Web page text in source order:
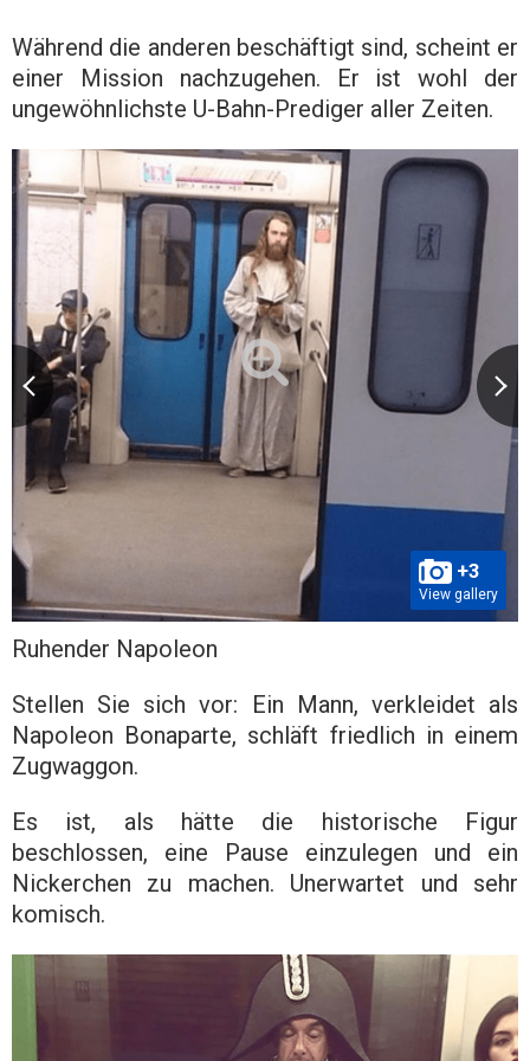
Während die anderen beschäftigt sind, scheint er
einer Mission nachzugehen. Er ist wohl der
ungewöhnlichste U-Bahn-Prediger aller Zeiten.
+3
View gallery
Ruhender Napoleon
Stellen Sie sich vor: Ein Mann, verkleidet als
Napoleon Bonaparte, schläft friedlich in einem
Zugwaggon.
Es ist, als hätte die historische Figur
beschlossen, eine Pause einzulegen und ein
Nickerchen zu machen. Unerwartet und sehr
komisch.